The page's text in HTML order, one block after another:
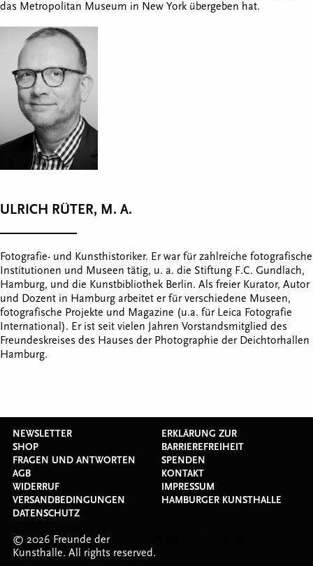
das Metropolitan Museum in New York übergeben hat.
ULRICH RÜTER, M. A.
Fotografie- und Kunsthistoriker. Er war für zahlreiche fotografische
Institutionen und Museen tätig, u. a. die Stiftung F.C. Gundlach,
Hamburg, und die Kunstbibliothek Berlin. Als freier Kurator, Autor
und Dozent in Hamburg arbeitet er für verschiedene Museen,
fotografische Projekte und Magazine (u.a. für Leica Fotografie
International). Er ist seit vielen Jahren Vorstandsmitglied des
Freundeskreises des Hauses der Photographie der Deichtorhallen
Hamburg.
© 2026 Freunde der
Kunsthalle. All rights reserved.
NEWSLETTER
SHOP
FRAGEN UND ANTWORTEN
AGB
WIDERRUF
VERSANDBEDINGUNGEN
DATENSCHUTZ
ERKLÄRUNG ZUR
BARRIEREFREIHEIT
SPENDEN
KONTAKT
IMPRESSUM
HAMBURGER KUNSTHALLE